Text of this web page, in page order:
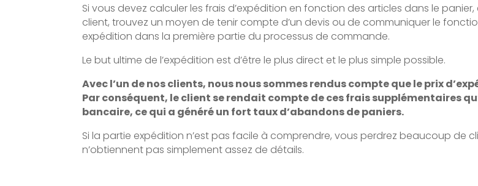
Si vous devez calculer les frais d’expédition en fonction des articles dans le
client, trouvez un moyen de tenir compte d’un devis ou de communiquer le
expédition dans la première partie du processus de commande.
Le but ultime de l’expédition est d’être le plus direct et le plus simple possible.
Avec l’un de nos clients, nous nous sommes rendus compte que le prix
Par conséquent, le client se rendait compte de ces frais supplémentaires
bancaire, ce qui a généré un fort taux d’abandons de paniers.
Si la partie expédition n’est pas facile à comprendre, vous perdrez beaucoup de
n’obtiennent pas simplement assez de détails.